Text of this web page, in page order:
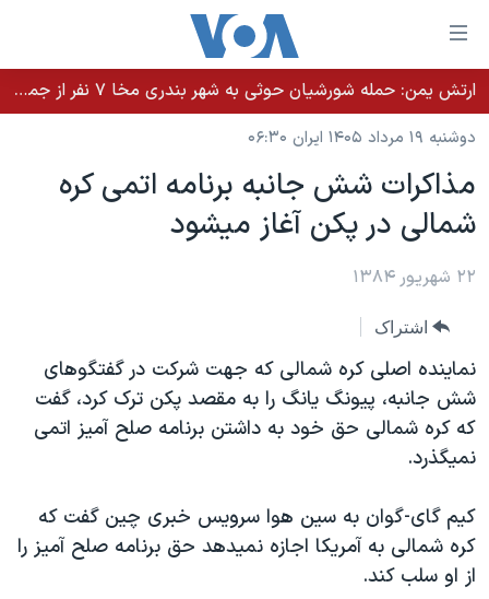
لینکهای
قابل
دسترسی
جهش
محتوای
اصلی
به
اصلی
جهش
به
جستجو
خانه
نسخه سبک وب‌سایت
موضوع ها
ایران
آمریکا
گزیده‌ها
ویژه برنامه‌ها
ویدیوها
فرهنگ و زندگی
حقوق شهروندی
اقتصادی
برنامه های تلویزیونی
جدول برنامه ها
صفحه‌های ویژه
عملیات خشم حماسی
۲۵۰سالگی آمریکا
بایگانی برنامه‌های تلویزیونی
مستندها
انتخابات ریاست جمهوری آمریکا ۲۰۲۴
حمله جمهوری اسلامی به اسرائیل
پخش رادیویی
یادگیری زبان انگلیسی
دنبال کنید
ارتش یمن: حمله شورشیان حوثی به شهر بندری مخا ۷ نفر از جمله غیرنظامیان را کشت
دوشنبه ۱۹ مرداد ۱۴۰۵ ایران ۰۶:۳۰
مذاکرات شش جانبه برنامه اتمی کره
شمالی در پکن آغاز ميشود
۲۲ شهریور ۱۳۸۴
اشتراک
نماينده اصلی کره شمالی که جهت شرکت در گفتگوهای
شش جانبه، پيونگ يانگ را به مقصد پکن ترک کرد، گفت
که کره شمالی حق خود به داشتن برنامه صلح آميز اتمی
نميگذرد.
کيم گای-گوان به سين هوا سرويس خبری چين گفت که
کره شمالی به آمريکا اجازه نميدهد حق برنامه صلح آميز را
از او سلب کند.